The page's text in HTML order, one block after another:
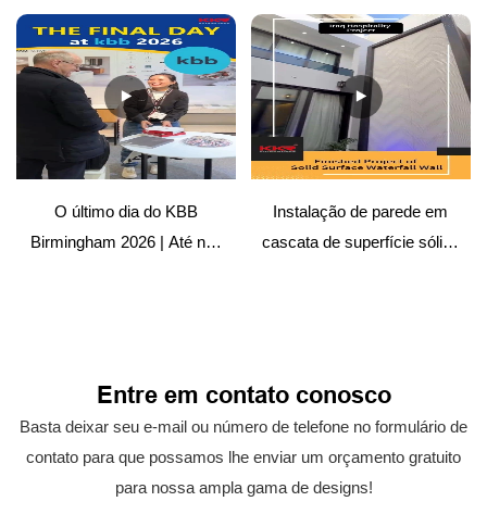
O último dia do KBB
Birmingham 2026 | Até nos
Instalação de parede em
cascata de superfície sólida
Entre em contato conosco
Basta deixar seu e-mail ou número de telefone no formulário de
contato para que possamos lhe enviar um orçamento gratuito
para nossa ampla gama de designs!